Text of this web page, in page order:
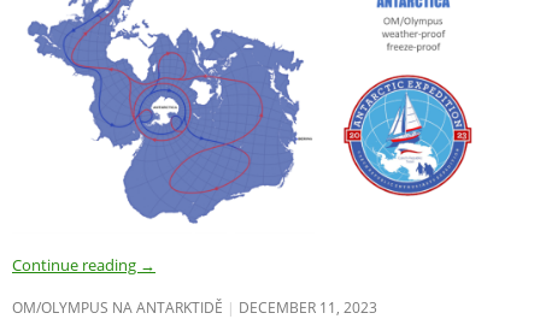
Continue reading →
OM/OLYMPUS NA ANTARKTIDĚ DECEMBER 11, 2023